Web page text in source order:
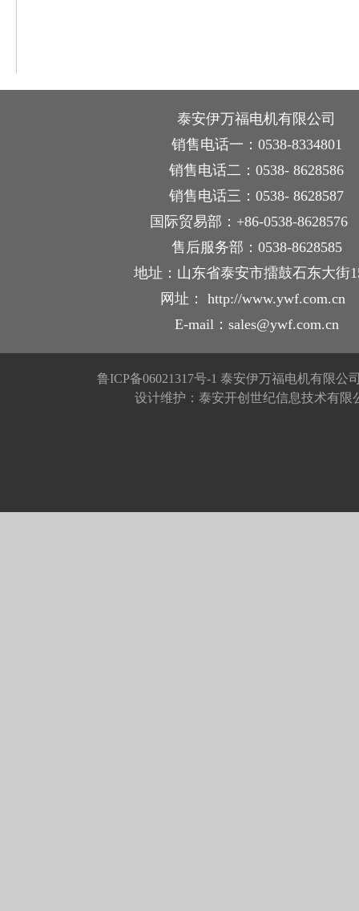
泰安伊万福电机有限公司
销售电话一：0538-8334801
销售电话二：0538- 8628586
销售电话三：0538- 8628587
国际贸易部：+86-0538-
售后服务部：0538-8628585
地址：山东省泰安市擂鼓石东大街
网址： http://www.ywf.com.cn
E-mail：sales@ywf.com.cn
鲁ICP备06021317号-1 泰安伊万福电机有限公
设计维护：泰安开创世纪信息技术有限